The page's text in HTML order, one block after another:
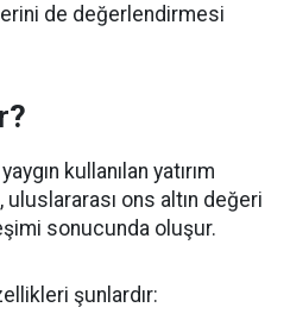
de değerlendirmesi
kullanılan yatırım
uluslararası ons altın değeri
sonucunda oluşur.
şunlardır: